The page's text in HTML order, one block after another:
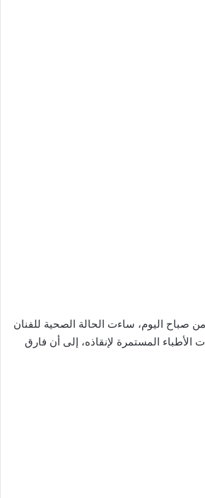
صباح اليوم، ساءت الحالة الصحية للفنان
الأطباء المستمرة لإنقاذه، إلى أن فارق